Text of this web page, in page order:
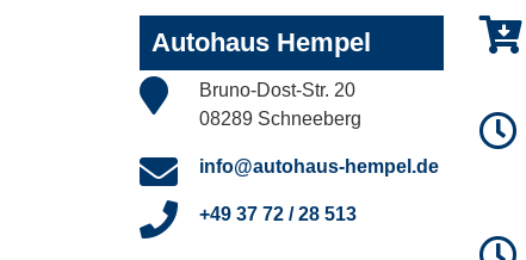
Autohaus Hempel
Bruno-Dost-Str. 20
08289 Schneeberg
info@autohaus-hempel.de
+49 37 72 / 28 513